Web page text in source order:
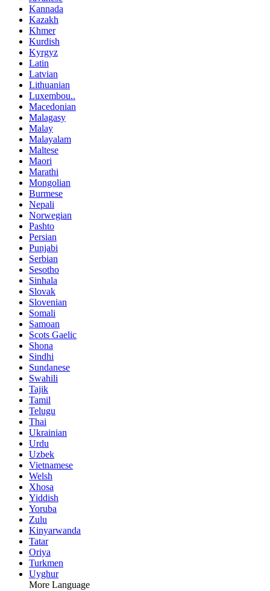
Kannada
Kazakh
Khmer
Kurdish
Kyrgyz
Latin
Latvian
Lithuanian
Luxembou..
Macedonian
Malagasy
Malay
Malayalam
Maltese
Maori
Marathi
Mongolian
Burmese
Nepali
Norwegian
Pashto
Persian
Punjabi
Serbian
Sesotho
Sinhala
Slovak
Slovenian
Somali
Samoan
Scots Gaelic
Shona
Sindhi
Sundanese
Swahili
Tajik
Tamil
Telugu
Thai
Ukrainian
Urdu
Uzbek
Vietnamese
Welsh
Xhosa
Yiddish
Yoruba
Zulu
Kinyarwanda
Tatar
Oriya
Turkmen
Uyghur
More Language